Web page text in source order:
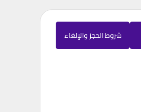
شروط الحجز والإلغاء